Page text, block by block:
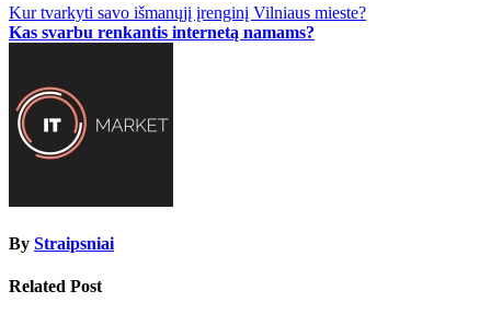
Navigacija
tarp
Kur tvarkyti savo išmanųjį įrenginį Vilniaus mieste?
Kas svarbu renkantis internetą namams?
By Straipsniai
Related Post